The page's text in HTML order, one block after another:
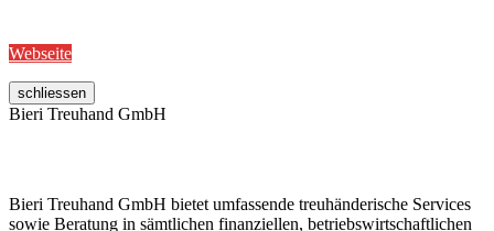
Webseite
schliessen
Bieri Treuhand GmbH
Bieri Treuhand GmbH bietet umfassende treuhänderische Services
sowie Beratung in sämtlichen finanziellen, betriebswirtschaftlichen